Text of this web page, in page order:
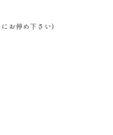
お停め下さい)